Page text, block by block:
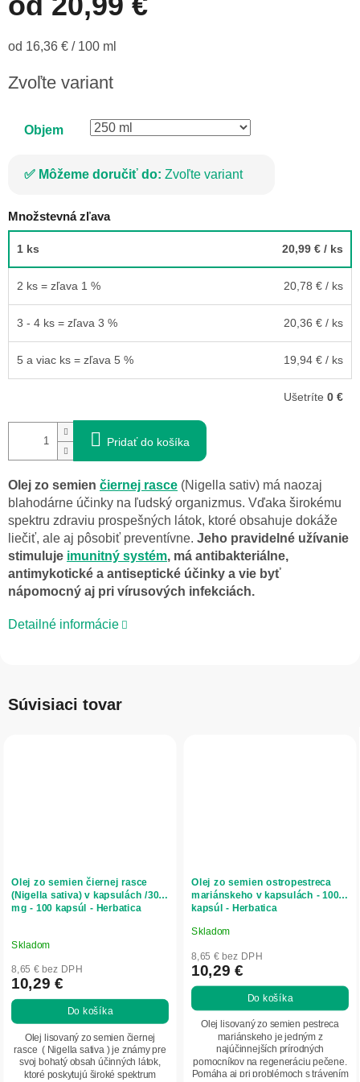
Jednotková
od 16,36 € / 100 ml
Zvoľte variant
Objem
Môžeme doručiť do: Zvoľte variant
Množstevná zľava
1 ks 20,99 € / ks
2 ks = zľava 1 % 20,78 € / ks
3 - 4 ks = zľava 3 % 20,36 € / ks
5 a viac ks = zľava 5 % 19,94 € / ks
Ušetríte 0 €
Pridať do košíka
Olej zo semien čiernej rasce (Nigella sativ) má naozaj
blahodárne účinky na ľudský organizmus. Vďaka širokému
spektru zdraviu prospešných látok, ktoré obsahuje dokáže
liečiť, ale aj pôsobiť preventívne. Jeho pravidelné užívanie
stimuluje imunitný systém, má antibakteriálne,
antimykotické a antiseptické účinky a vie byť
nápomocný aj pri vírusových infekciách.
Detailné informácie
Súvisiaci tovar
Olej zo semien čiernej rasce
(Nigella sativa) v kapsulách /300
mg - 100 kapsúl - Herbatica
Skladom
8,65 € bez DPH
10,29 €
Do košíka
Olej lisovaný zo semien čiernej
rasce ( Nigella sativa ) je známy pre
svoj bohatý obsah účinných látok,
ktoré poskytujú široké spektrum
Olej zo semien ostropestreca
mariánskeho v kapsulách - 100
kapsúl - Herbatica
Priemerné
hodnotenie
produktu
je
5,0
hviezdičiek.
Skladom
8,65 € bez DPH
10,29 €
Do košíka
Olej lisovaný zo semien pestreca
mariánskeho je jedným z
najúčinnejších prírodných
pomocníkov na regeneráciu pečene.
Pomáha aj pri problémoch s trávením